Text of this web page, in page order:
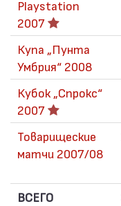
Playstation
2007
Купа „Пунта
Умбрия“ 2008
Кубок „Спрокс“
2007
Товарищеские
матчи 2007/08
ВСЕГО